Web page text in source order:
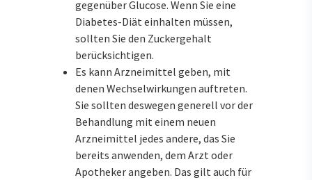
gegenüber Glucose. Wenn Sie eine
Diabetes-Diät einhalten müssen,
sollten Sie den Zuckergehalt
berücksichtigen.
Es kann Arzneimittel geben, mit
denen Wechselwirkungen auftreten.
Sie sollten deswegen generell vor der
Behandlung mit einem neuen
Arzneimittel jedes andere, das Sie
bereits anwenden, dem Arzt oder
Apotheker angeben. Das gilt auch für